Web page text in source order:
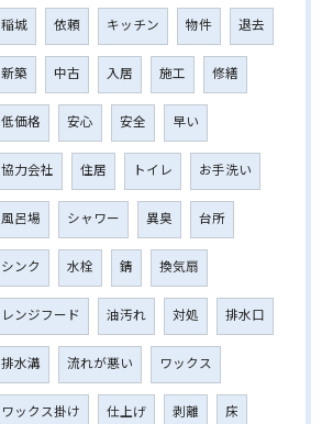
稲城 依頼 キッチン 物件 退去
新築 中古 入居 施工 修繕
低価格 安心 安全 早い
協力会社 住居 トイレ お手洗い
風呂場 シャワー 異臭 台所
シンク 水栓 錆 換気扇
レンジフード 油汚れ 対処 排水口
排水溝 流れが悪い ワックス
ワックス掛け 仕上げ 剥離 床